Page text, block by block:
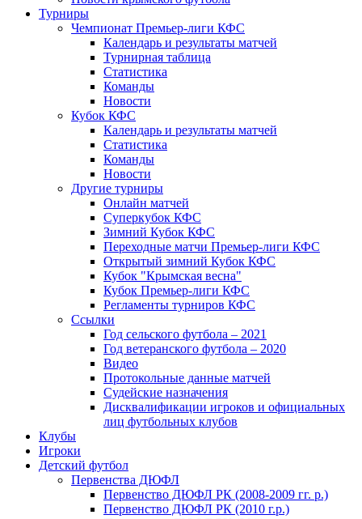
Турниры
Чемпионат Премьер-лиги КФС
Календарь и результаты матчей
Турнирная таблица
Статистика
Команды
Новости
Кубок КФС
Календарь и результаты матчей
Статистика
Команды
Новости
Другие турниры
Онлайн матчей
Суперкубок КФС
Зимний Кубок КФС
Переходные матчи Премьер-лиги КФС
Открытый зимний Кубок КФС
Кубок "Крымская весна"
Кубок Премьер-лиги КФС
Регламенты турниров КФС
Ссылки
Год сельского футбола – 2021
Год ветеранского футбола – 2020
Видео
Протокольные данные матчей
Судейские назначения
Дисквалификации игроков и официальных
лиц футбольных клубов
Клубы
Игроки
Детский футбол
Первенства ДЮФЛ
Первенство ДЮФЛ РК (2008-2009 гг. р.)
Первенство ДЮФЛ РК (2010 г.р.)